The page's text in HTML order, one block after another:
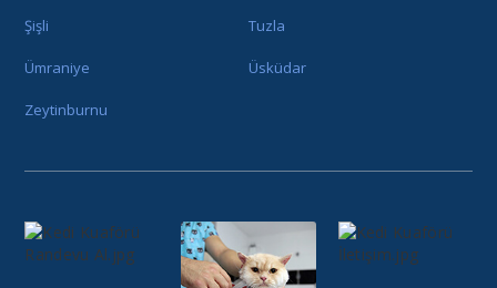
Şişli Tuzla
Ümraniye Üsküdar
Zeytinburnu